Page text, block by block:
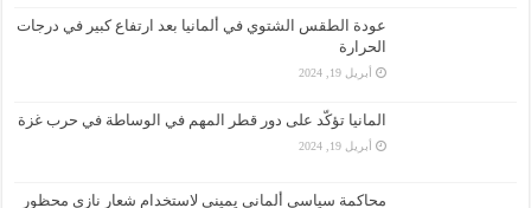
عودة الطقس الشتوي في ألمانيا بعد ارتفاع كبير في درجات
الحرارة
أبريل 19, 2024
المانيا تؤكّد على دور قطر المهم في الوساطة في حرب غزة
أبريل 19, 2024
محاكمة سياسي ألماني يميني لاستخدام شعار نازي محظور